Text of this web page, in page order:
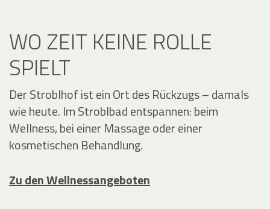
WO ZEIT KEINE ROLLE
SPIELT
Der Stroblhof ist ein Ort des Rückzugs – damals
wie heute. Im Stroblbad entspannen: beim
Wellness, bei einer Massage oder einer
kosmetischen Behandlung.
Zu den Wellnessangeboten